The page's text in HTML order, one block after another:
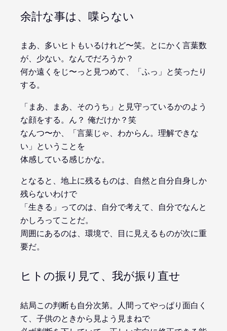
余計な事は、喋らない
まあ、多いヒトもいるけれど〜笑。とにかく言葉数
が、少ない。なんでだろうか？
何か遠くをじ〜っと見つめて、「ふっ」と笑ったり
する。
「まあ、まあ、そのうち」と見守っているかのよう
な顔をする。ん？ 俺だけか？笑
なんつ〜か、「言葉じゃ、わからん。理解できな
い」ということを
体感している感じかな。
となると、地上に残るものは、自然と自分自身しか
残らないわけで
「生きる」ってのは、自分で考えて、自分でなんと
かしろってことだ。
周囲にあるのは、環境で、目に見えるものが次に重
要だ。
ヒトの振り見て、我が振り直せ
結局この判断も自分次第。人間ってやっぱり面白く
て、子供のときから見よう見まねで